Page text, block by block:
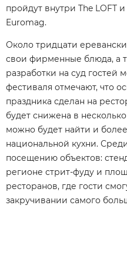
пройдут внутри The LOFT
Euromag.
Около тридцати
свои фирменные блюда, а
разработки на суд гостей
фестиваля отмечают, что
праздника сделан на
будет снижена в
можно будет найти и
национальной кухни.
посещению объектов:
регионе стрит-фуду и
ресторанов, где гости
закручивании самого